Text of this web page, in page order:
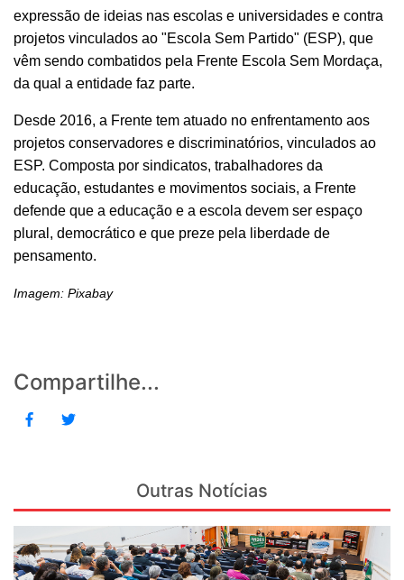
expressão de ideias nas escolas e universidades e contra
projetos vinculados ao "Escola Sem Partido" (ESP), que
vêm sendo combatidos pela Frente Escola Sem Mordaça,
da qual a entidade faz parte.
Desde 2016, a Frente tem atuado no enfrentamento aos
projetos conservadores e discriminatórios, vinculados ao
ESP. Composta por sindicatos, trabalhadores da
educação, estudantes e movimentos sociais, a Frente
defende que a educação e a escola devem ser espaço
plural, democrático e que preze pela liberdade de
pensamento.
Imagem: Pixabay
Compartilhe...
Outras Notícias